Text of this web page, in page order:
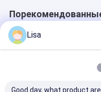
Lisa
Good day, what product